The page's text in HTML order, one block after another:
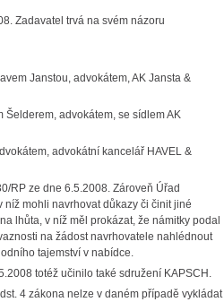
Zadavatel trvá na svém názoru
Janstou, advokátem, AK Jansta &
advokátem, se sídlem AK
advokátní kancelář HAVEL &
RP ze dne 6.5.2008. Zároveň Úřad
mohli navrhovat důkazy či činit jiné
lhůta, v níž měl prokázat, že námitky podal
na žádost navrhovatele nahlédnout
tajemství v nabídce.
totéž učinilo také sdružení KAPSCH.
4 zákona nelze v daném případě vykládat